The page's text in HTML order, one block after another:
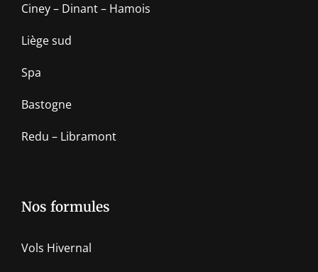
Ciney – Dinant – Hamois
Liège sud
Spa
Bastogne
Redu – Libramont
Nos formules
Vols Hivernal